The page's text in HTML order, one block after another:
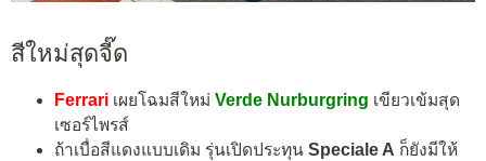
สีใหม่สุดจี๊ด
Ferrari เผยโฉมสีใหม่ Verde Nurburgring เขียวเข้มสุด
เซอร์ไพรส์
ถ้าเบื่อสีแดงแบบเดิม รุ่นเปิดประทุน Speciale A ก็ยังมีให้